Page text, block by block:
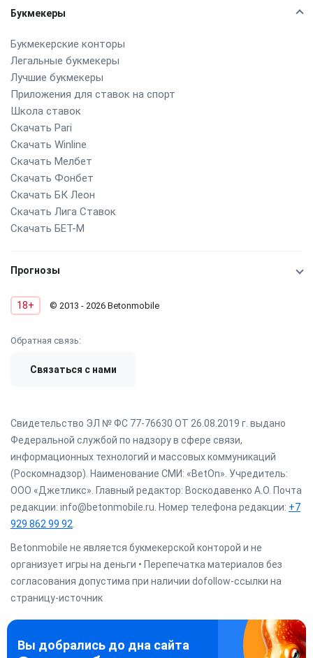
Букмекеры
Букмекерские конторы
Легальные букмекеры
Лучшие букмекеры
Приложения для ставок на спорт
Школа ставок
Скачать Pari
Скачать Winline
Скачать Мелбет
Скачать Фонбет
Скачать БК Леон
Скачать Лига Ставок
Скачать БЕТ-М
Прогнозы
18+ © 2013 - 2026 Betonmobile
Обратная связь:
Связаться с нами
Свидетельство ЭЛ № ФС 77-76630 ОТ 26.08.2019 г. выдано
Федеральной службой по надзору в сфере связи,
информационных технологий и массовых коммуникаций
(Роскомнадзор). Наименование СМИ: «BetOn». Учредитель:
ООО «Джетликс». Главный редактор: Воскодавенко А.О. Почта
редакции: info@betonmobile.ru. Номер телефона редакции: +7
929 862 99 92
Betonmobile не является букмекерской конторой и не
организует игры на деньги • Перепечатка материалов без
согласования допустима при наличии dofollow-ссылки на
страницу-источник